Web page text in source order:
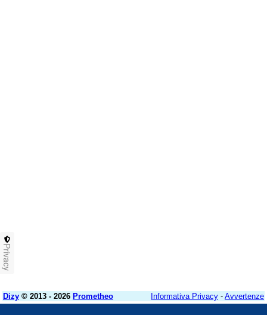
Dizy © 2013 - 2026 Prometheo Informativa Privacy - Avvertenze
Privacy